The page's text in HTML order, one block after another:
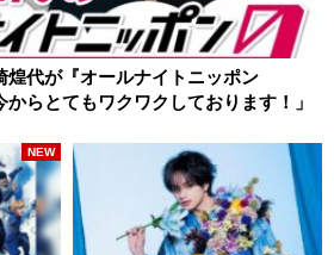
煌代が『オールナイトニッポン
らとてもワクワクしております！」
NEW